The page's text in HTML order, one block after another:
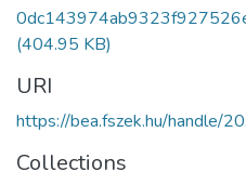
(404.95 KB)
URI
https://bea.fszek.hu/handle/
Collections